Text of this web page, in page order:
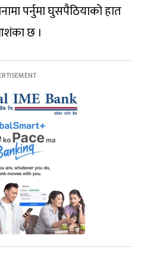
पर्नुमा घुसपैठियाको हात
छ ।